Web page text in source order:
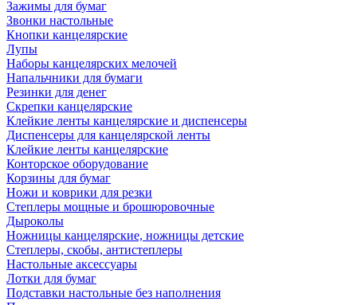
Зажимы для бумаг
Звонки настольные
Кнопки канцелярские
Лупы
Наборы канцелярских мелочей
Напальчники для бумаги
Резинки для денег
Скрепки канцелярские
Клейкие ленты канцелярские и диспенсеры
Диспенсеры для канцелярской ленты
Клейкие ленты канцелярские
Конторское оборудование
Корзины для бумаг
Ножи и коврики для резки
Степлеры мощные и брошюровочные
Дыроколы
Ножницы канцелярские, ножницы детские
Степлеры, скобы, антистеплеры
Настольные аксессуары
Лотки для бумаг
Подставки настольные без наполнения